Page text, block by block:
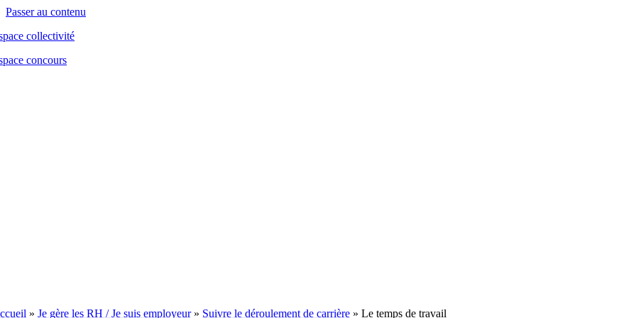
contenu
principal
Passer au contenu
collectivité
concours
»Je gère les RH / Je suis employeur» Suivre le déroulement de carrière »Le temps de travail